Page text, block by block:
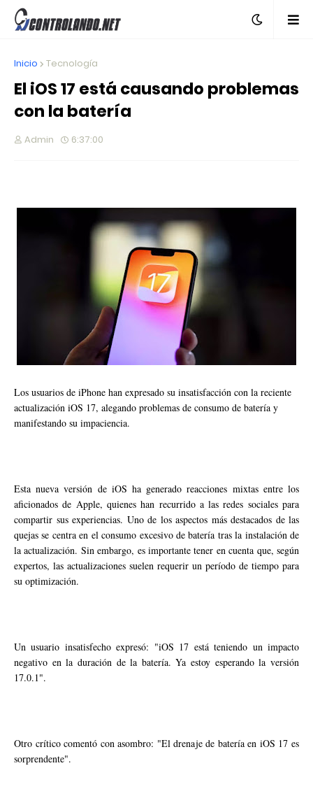
Inicio Tecnología
El iOS 17 está causando problemas
con la batería
Admin 6:37:00
Los usuarios de iPhone han expresado su insatisfacción con la reciente
actualización iOS 17, alegando problemas de consumo de batería y
manifestando su impaciencia.
Esta nueva versión de iOS ha generado reacciones mixtas entre los
aficionados de Apple, quienes han recurrido a las redes sociales para
compartir sus experiencias. Uno de los aspectos más destacados de las
quejas se centra en el consumo excesivo de batería tras la instalación de
la actualización. Sin embargo, es importante tener en cuenta que, según
expertos, las actualizaciones suelen requerir un período de tiempo para
su optimización.
Un usuario insatisfecho expresó: "iOS 17 está teniendo un impacto
negativo en la duración de la batería. Ya estoy esperando la versión
17.0.1".
Otro crítico comentó con asombro: "El drenaje de batería en iOS 17 es
sorprendente".